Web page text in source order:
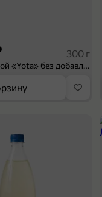
300 г
Йогурт питьевой «Yota» без добавления сахара, 300 г